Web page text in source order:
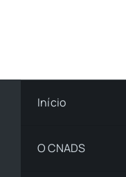
Início
O CNADS